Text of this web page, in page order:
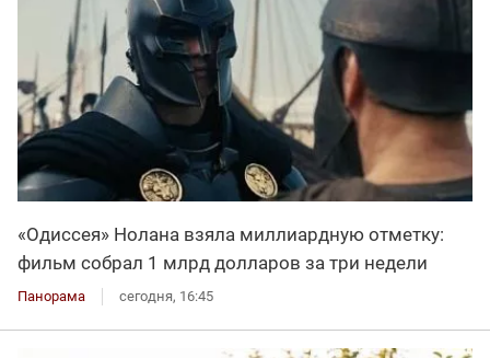
«Одиссея» Нолана взяла миллиардную отметку:
фильм собрал 1 млрд долларов за три недели
Панорама сегодня, 16:45